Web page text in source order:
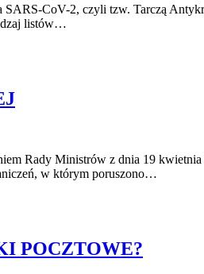
CoV-2, czyli tzw. Tarczą
listów…
Rady Ministrów z dnia 19
w którym poruszono…
POCZTOWE?